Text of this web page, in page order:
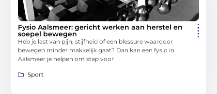
Fysio Aalsmeer: gericht werken aan herstel en
soepel bewegen
Heb je last van pijn, stijfheid of een blessure waardoor
bewegen minder makkelijk gaat? Dan kan een fysio in
Aalsmeer je helpen om stap voor
Sport